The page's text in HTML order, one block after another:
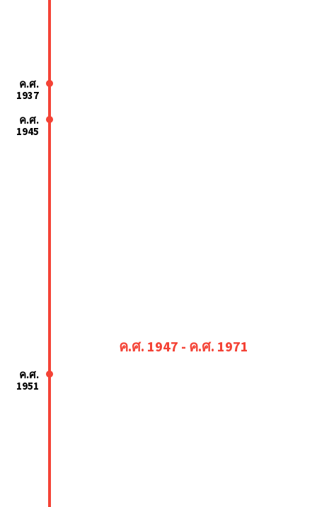
ค.ศ.
1937
ค.ศ.
1945
ค.ศ. 1947 - ค.ศ. 1971
ค.ศ.
1951